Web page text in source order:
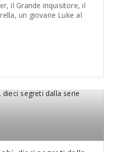
il Grande inquisitore, il
un giovane Luke al